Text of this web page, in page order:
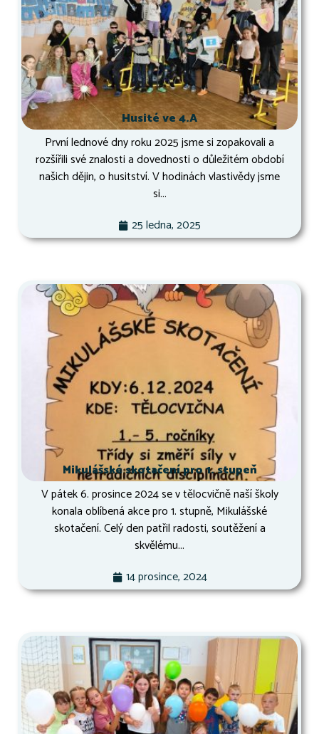
Husité ve 4.A
První lednové dny roku 2025 jsme si zopakovali a
rozšířili své znalosti a dovednosti o důležitém období
našich dějin, o husitství. V hodinách vlastivědy jsme
si...
25 ledna, 2025
Mikulášské skotačení pro 1. stupeň
V pátek 6. prosince 2024 se v tělocvičně naší školy
konala oblíbená akce pro 1. stupně, Mikulášské
skotačení. Celý den patřil radosti, soutěžení a
skvělému...
14 prosince, 2024